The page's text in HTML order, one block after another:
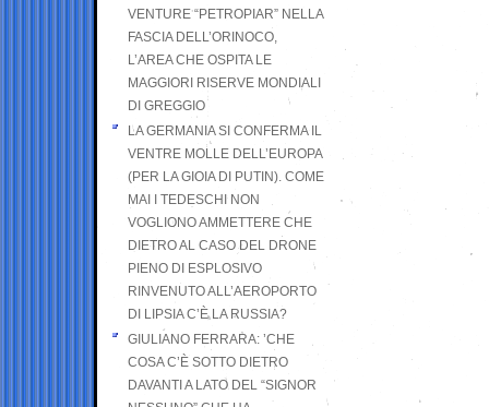
VENTURE “PETROPIAR” NELLA
FASCIA DELL’ORINOCO,
L’AREA CHE OSPITA LE
MAGGIORI RISERVE MONDIALI
DI GREGGIO
LA GERMANIA SI CONFERMA IL
VENTRE MOLLE DELL’EUROPA
(PER LA GIOIA DI PUTIN). COME
MAI I TEDESCHI NON
VOGLIONO AMMETTERE CHE
DIETRO AL CASO DEL DRONE
PIENO DI ESPLOSIVO
RINVENUTO ALL’AEROPORTO
DI LIPSIA C’È LA RUSSIA?
GIULIANO FERRARA: ’CHE
COSA C’È SOTTO DIETRO
DAVANTI A LATO DEL “SIGNOR